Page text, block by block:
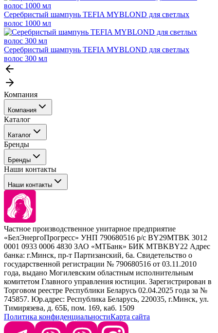
Серебристый шампунь TEFIA MYBLOND для светлых
волос 1000 мл
Серебристый шампунь TEFIA MYBLOND для светлых
волос 300 мл
Компания
Компания
События
Покупателю
Каталог
Каталог
Профессиональные средства для окрашивания волос
Сервисные средства
Уход
Стайлинг
Брови и ресницы
Барберинг
Наборы
Расходные материалы
Бренды
Бренды
Tefia
Concept
Kezy
Barex
Sim Sensitive
Kebren
Selective Professional
White Line
Наши контакты
Наши контакты
+ 375 44 7233514
+ 375 29 1649505
info@krasabel.by
Офис: г. Минск, ул. Тимирязева 65Б, офис 1509
Склад: г. Минск, ул. Домбровская, 15
Время работы: пн–чт 9:00–17:30, пт 9:00–17:00
Частное производственное унитарное предприятие
«БелЭнергоПрогресс» УНП 790680516 р/с BY29MTBK 3012
0001 0933 0006 4830 ЗАО «МТБанк» БИК MTBKBY22 Адрес
банка: г.Минск, пр-т Партизанский, 6а. Свидетельство о
государственной регистрации № 790680516 от 03.11.2010
года, выдано Могилевским областным исполнительным
комитетом Главного управления юстиции. Зарегистрирован в
Торговом реестре Республики Беларусь 02.04.2025 года за №
745857. Юр.адрес: Республика Беларусь, 220035, г.Минск, ул.
Тимирязева, д. 65Б, пом. 169, каб. 1509
Политика конфиденциальностиКарта сайта